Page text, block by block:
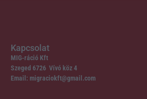
Kapcsolat
MIG-ráció Kft
Szeged 6726 Vívó köz 4
Email: migraciokft@gmail.com